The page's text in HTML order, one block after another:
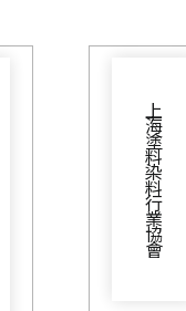
上
海
塗
料
染
料
行
業
協
會